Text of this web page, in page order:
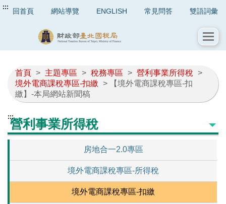
::: 回首頁 網站導覽 ENGLISH 常見問答 雙語詞彙
首頁 > 主題專區 > 稅務專區 > 營利事業所得稅 >
境外電商課稅專區-扣繳 > 【境外電商課稅專區-扣
繳】-本局網站新聞稿
:::營利事業所得稅
房地合一2.0專區
境外電商課稅專區-所得稅
境外電商課稅專區-扣繳